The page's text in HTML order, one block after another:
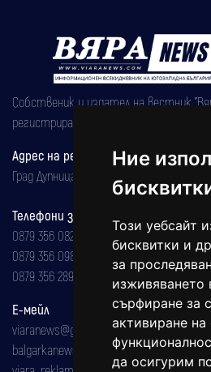
Ние
Този уебсайт
бисквитки и
за
изживяването
сърфиране за
активиране на
да осигурим
Собственик и издател на вестник
регистрирана на 08.05.2002 година.
Адрес на редакцията
Град Дупница, ул.''Христо Ботев" 43
Телефони за реклама и абонаменти
0879 356 082
0879 356 098
0879 356 289
Е-мейл
viaranews@gmail.com
balgarkanews@gmail.com